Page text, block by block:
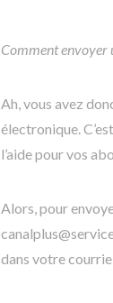
Comment envoyer
Ah, vous avez
électronique.
l’aide pour vos
Alors, pour
dans votre